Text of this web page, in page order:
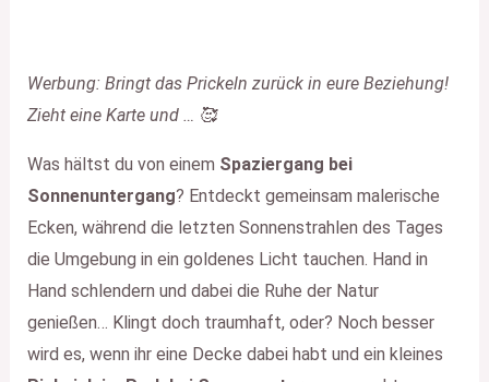
Werbung: Bringt das Prickeln zurück in eure Beziehung!
Zieht eine Karte und … 🥰
Was hältst du von einem Spaziergang bei
Sonnenuntergang? Entdeckt gemeinsam malerische
Ecken, während die letzten Sonnenstrahlen des Tages
die Umgebung in ein goldenes Licht tauchen. Hand in
Hand schlendern und dabei die Ruhe der Natur
genießen… Klingt doch traumhaft, oder? Noch besser
wird es, wenn ihr eine Decke dabei habt und ein kleines